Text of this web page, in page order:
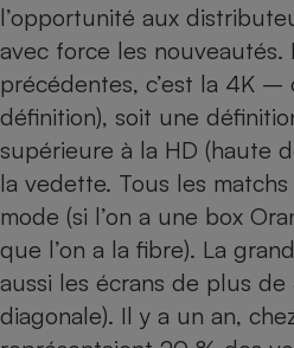
l’opportunité aux
avec force les nouveautés.
précédentes, c’est la 4K –
définition), soit une
supérieure à la HD (haute
la vedette. Tous les
mode (si l’on a une box
que l’on a la fibre). La
aussi les écrans de plus
diagonale). Il y a un an,